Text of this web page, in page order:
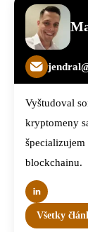
Vyštudoval
kryptomeny
blockchainu.
Všetky